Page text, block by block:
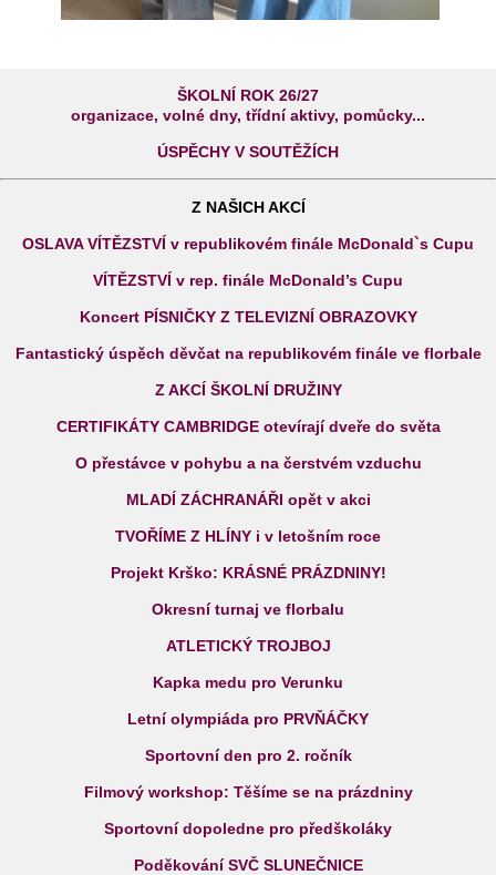
ŠKOLNÍ ROK 26/27
organizace, volné dny, třídní aktivy, pomůcky...
ÚSPĚCHY V SOUTĚŽÍCH
Z NAŠICH AKCÍ
OSLAVA VÍTĚZSTVÍ v republikovém finále McDonald`s Cupu
VÍTĚZSTVÍ v rep. finále McDonald’s Cupu
Koncert PÍSNIČKY Z TELEVIZNÍ OBRAZOVKY
Fantastický úspěch děvčat na republikovém finále ve florbale
Z AKCÍ ŠKOLNÍ DRUŽINY
CERTIFIKÁTY CAMBRIDGE otevírají dveře do světa
O přestávce v pohybu a na čerstvém vzduchu
MLADÍ ZÁCHRANÁŘI opět v akci
TVOŘÍME Z HLÍNY i v letošním roce
Projekt Krško: KRÁSNÉ PRÁZDNINY!
Okresní turnaj ve florbalu
ATLETICKÝ TROJBOJ
Kapka medu pro Verunku
Letní olympiáda pro PRVŇÁČKY
Sportovní den pro 2. ročník
Filmový workshop: Těšíme se na prázdniny
Sportovní dopoledne pro předškoláky
Poděkování SVČ SLUNEČNICE